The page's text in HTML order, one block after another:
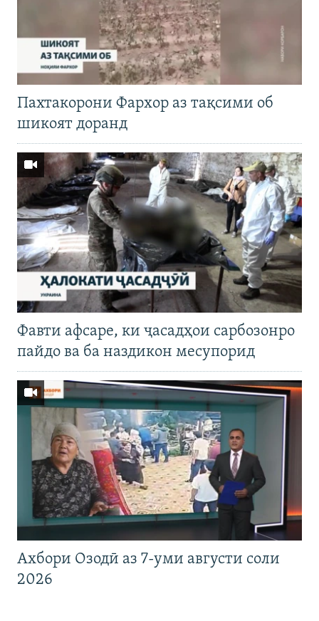
Пахтакорони Фархор аз тақсими об
шикоят доранд
Фавти афсаре, ки ҷасадҳои сарбозонро
пайдо ва ба наздикон месупорид
Ахбори Озодӣ аз 7-уми августи соли
2026